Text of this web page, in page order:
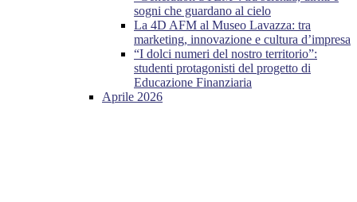
sogni che guardano al cielo
La 4D AFM al Museo Lavazza: tra
marketing, innovazione e cultura d’impresa
“I dolci numeri del nostro territorio”:
studenti protagonisti del progetto di
Educazione Finanziaria
Aprile 2026